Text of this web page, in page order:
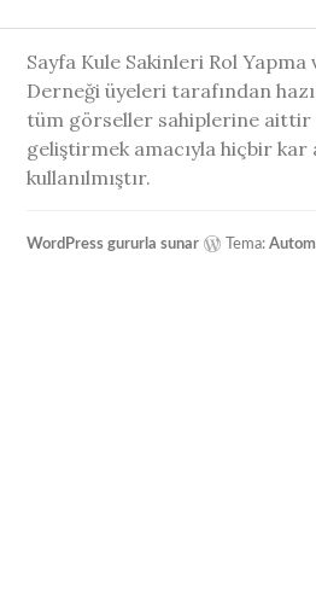
Sayfa Kule Sakinleri Rol
Derneği üyeleri tarafından
tüm görseller sahiplerine aittir
geliştirmek amacıyla hiçbir kar
kullanılmıştır.
WordPress gururla sunar Tema: